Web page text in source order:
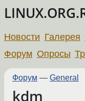
Новости Галерея
Форум Опросы
Форум — General
kdm